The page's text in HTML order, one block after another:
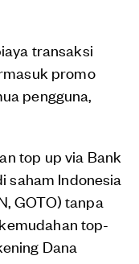
transaksi
promo
pengguna,
top up via Bank
saham Indonesia
GOTO) tanpa
top-
Dana